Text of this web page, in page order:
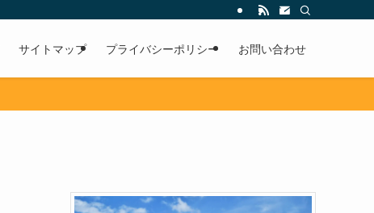
サイトマップ プライバシーポリシー お問い合わせ